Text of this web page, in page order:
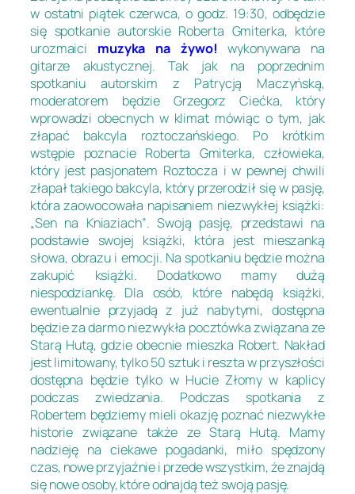
w ostatni piątek czerwca, o godz. 19:30, odbędzie
się spotkanie autorskie Roberta Gmiterka, które
urozmaici muzyka na żywo!
wykonywana na
gitarze akustycznej. Tak jak na poprzednim
spotkaniu autorskim z Patrycją Maczyńską,
moderatorem będzie Grzegorz Ciećka, który
wprowadzi obecnych w klimat mówiąc o tym, jak
złapać bakcyla roztoczańskiego. Po krótkim
wstępie poznacie Roberta Gmiterka, człowieka,
który jest pasjonatem Roztocza i w pewnej chwili
złapał takiego bakcyla, który przerodził się w pasję,
która zaowocowała napisaniem niezwykłej książki:
„Sen na Kniaziach”. Swoją pasję, przedstawi na
podstawie swojej książki, która jest mieszanką
słowa, obrazu i emocji. Na spotkaniu będzie można
zakupić książki. Dodatkowo mamy dużą
niespodziankę. Dla osób, które nabędą książki,
ewentualnie przyjadą z już nabytymi, dostępna
będzie za darmo niezwykła pocztówka związana ze
Starą Hutą, gdzie obecnie mieszka Robert. Nakład
jest limitowany, tylko 50 sztuk i reszta w przyszłości
dostępna będzie tylko w Hucie Złomy w kaplicy
podczas zwiedzania. Podczas spotkania z
Robertem będziemy mieli okazję poznać niezwykłe
historie związane także ze Starą Hutą. Mamy
nadzieję na ciekawe pogadanki, miło spędzony
czas, nowe przyjaźnie i przede wszystkim, że znajdą
się nowe osoby, które odnajdą też swoją pasję.